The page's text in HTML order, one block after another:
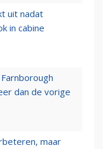
uit nadat
in cabine
dan de vorige
maar